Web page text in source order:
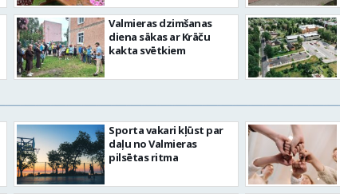
Valmieras dzimšanas
diena sākas ar Krāču
kakta svētkiem
Sporta vakari kļūst par
daļu no Valmieras
pilsētas ritma